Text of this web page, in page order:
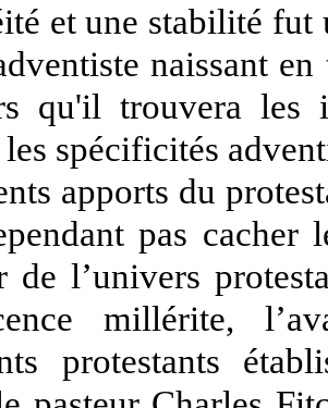
et une stabilité fut
naissant
qu'il trouvera les
spécificités
apports du
pas cacher
de l’univers
millérite,
protestants